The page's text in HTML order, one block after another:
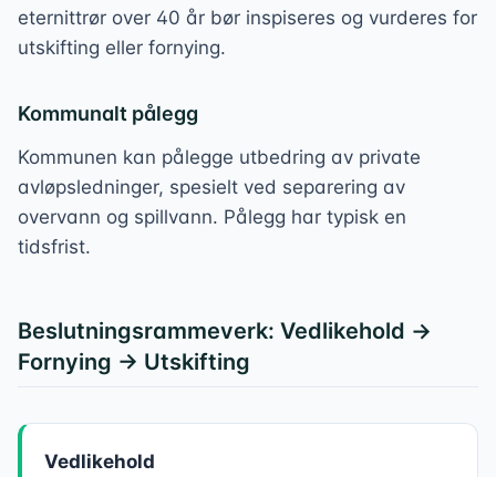
eternittrør over 40 år bør inspiseres og vurderes for
utskifting eller fornying.
Kommunalt pålegg
Kommunen kan pålegge utbedring av private
avløpsledninger, spesielt ved separering av
overvann og spillvann. Pålegg har typisk en
tidsfrist.
Beslutningsrammeverk: Vedlikehold →
Fornying → Utskifting
Vedlikehold